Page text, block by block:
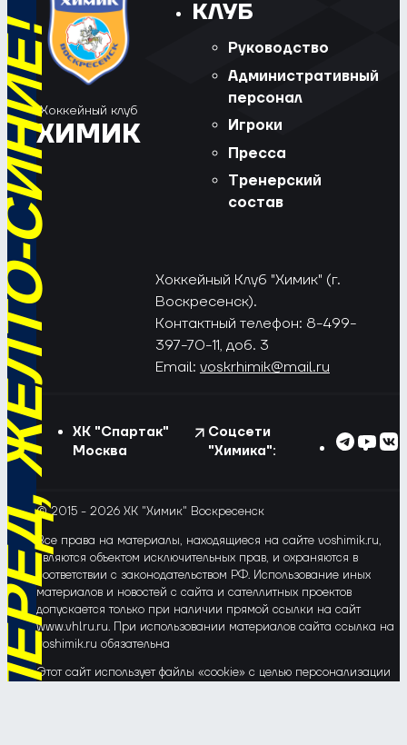
СИНИЕ!
Хоккейный клуб
ХИМИК
КЛУБ
Руководство
Административный
персонал
Игроки
Пресса
Тренерский
состав
Хоккейный Клуб "Химик" (г.
Воскресенск).
Контактный телефон: 8-499-
397-70-11, доб. 3
Email: voskrhimik@mail.ru
ХК "Спартак"
Москва
Соцсети
"Химика":
© 2015 - 2026 ХК "Химик" Воскресенск
Все права на материалы, находящиеся на сайте voshimik.ru,
являются объектом исключительных прав, и охраняются в
соответствии с законодательством РФ. Использование иных
материалов и новостей с сайта и сателлитных проектов
допускается только при наличии прямой ссылки на сайт
www.vhlru.ru. При использовании материалов сайта ссылка на
voshimik.ru обязательна
Этот сайт использует файлы «cookie» с целью персонализации